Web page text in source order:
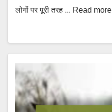
लोगों पर पूरी तरह ... Read more